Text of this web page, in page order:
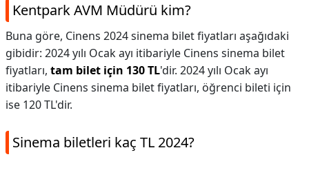
Kentpark AVM Müdürü kim?
Buna göre, Cinens 2024 sinema bilet fiyatları aşağıdaki
gibidir: 2024 yılı Ocak ayı itibariyle Cinens sinema bilet
fiyatları, tam bilet için 130 TL'dir. 2024 yılı Ocak ayı
itibariyle Cinens sinema bilet fiyatları, öğrenci bileti için
ise 120 TL'dir.
Sinema biletleri kaç TL 2024?